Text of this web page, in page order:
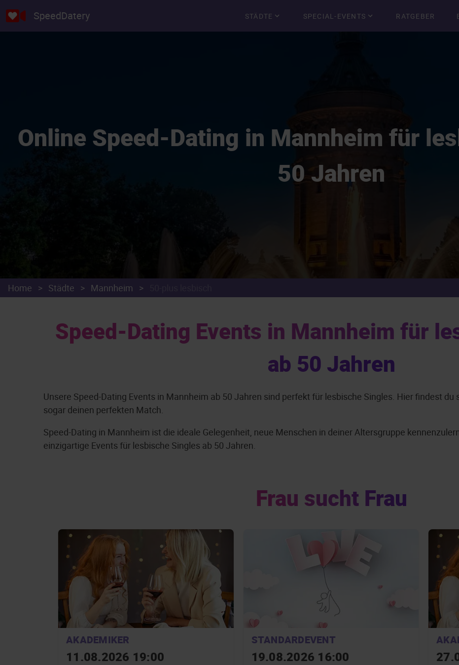
SpeedDatery STÄDTE SPECIAL-EVENTS RATGEBER
Online Speed-Dating in Mannheim für
50 Jahren
Home > Städte > Mannheim >
Speed-Dating Events in Mannheim für
ab 50 Jahren
Unsere Speed-Dating Events in Mannheim ab 50 Jahren sind perfekt für lesbische Singles. Hier findest
sogar deinen perfekten Match.
Speed-Dating in Mannheim ist die ideale Gelegenheit, neue Menschen in deiner Altersgruppe
einzigartige Events für lesbische Singles ab 50 Jahren.
Frau sucht Frau
AKADEMIKER
11.08.2026 19:00
STANDARDEVENT
19.08.2026 16:00